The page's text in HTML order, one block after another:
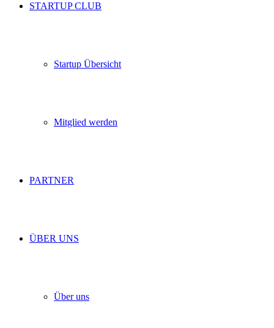
STARTUP CLUB
Startup Übersicht
Mitglied werden
PARTNER
ÜBER UNS
Über uns